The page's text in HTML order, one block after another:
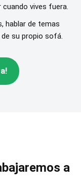
vives fuera.
hablar de temas
su propio sofá.
a